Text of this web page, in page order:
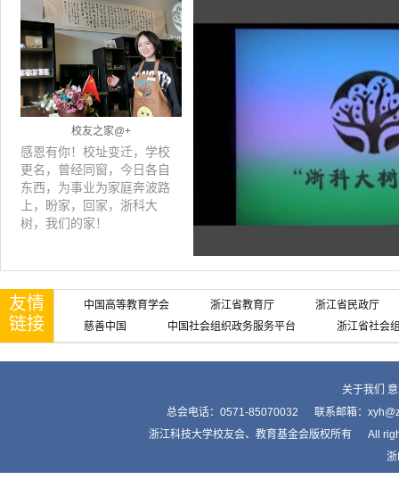
校友之家@+
感恩有你！校址变迁，学校
更名，曾经同窗，今日各自
东西，为事业为家庭奔波路
上，盼家，回家，浙科大
树，我们的家！
友情
链接
中国高等教育学会 浙江省教育厅
浙江省民政厅
慈善中国
中国社会组织政务服务平台 浙江省社会
关于我们
总会电话：0571-85070032 联系邮箱：
浙江科技大学校友会、教育基金会版权所有 All